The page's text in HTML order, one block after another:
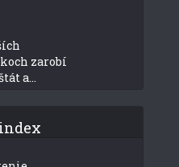
zarobí
a...